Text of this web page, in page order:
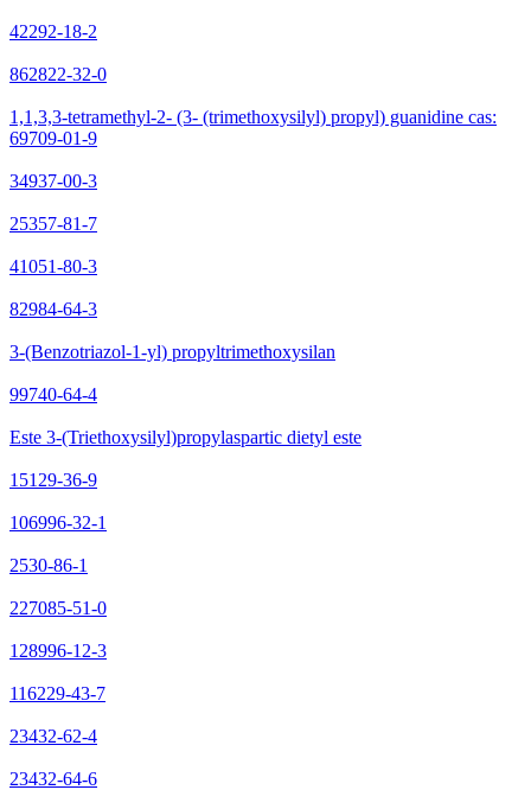
42292-18-2
862822-32-0
1,1,3,3-tetramethyl-2- (3- (trimethoxysilyl) propyl) guanidine cas:
69709-01-9
34937-00-3
25357-81-7
41051-80-3
82984-64-3
3-(Benzotriazol-1-yl) propyltrimethoxysilan
99740-64-4
Este 3-(Triethoxysilyl)propylaspartic dietyl este
15129-36-9
106996-32-1
2530-86-1
227085-51-0
128996-12-3
116229-43-7
23432-62-4
23432-64-6